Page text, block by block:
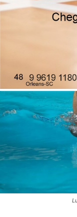
Atleta do
Brasil em torneio